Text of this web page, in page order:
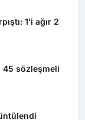
1’i ağır 2
45 sözleşmeli